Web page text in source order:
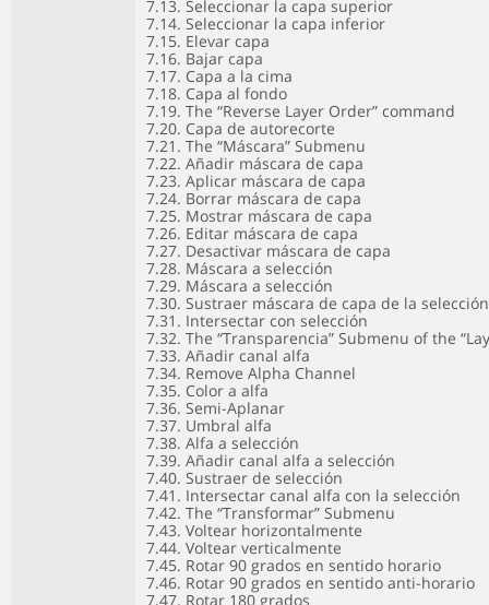
7.13. Seleccionar la capa superior
7.14. Seleccionar la capa inferior
7.15. Elevar capa
7.16. Bajar capa
7.17. Capa a la cima
7.18. Capa al fondo
7.19. The “Reverse Layer Order” command
7.20. Capa de autorecorte
7.21. The “Máscara” Submenu
7.22. Añadir máscara de capa
7.23. Aplicar máscara de capa
7.24. Borrar máscara de capa
7.25. Mostrar máscara de capa
7.26. Editar máscara de capa
7.27. Desactivar máscara de capa
7.28. Máscara a selección
7.29. Máscara a selección
7.30. Sustraer máscara de capa de la selección
7.31. Intersectar con selección
7.32. The “Transparencia” Submenu of the
7.33. Añadir canal alfa
7.34. Remove Alpha Channel
7.35. Color a alfa
7.36. Semi-Aplanar
7.37. Umbral alfa
7.38. Alfa a selección
7.39. Añadir canal alfa a selección
7.40. Sustraer de selección
7.41. Intersectar canal alfa con la selección
7.42. The “Transformar” Submenu
7.43. Voltear horizontalmente
7.44. Voltear verticalmente
7.45. Rotar 90 grados en sentido horario
7.46. Rotar 90 grados en sentido anti-horario
7.47. Rotar 180 grados